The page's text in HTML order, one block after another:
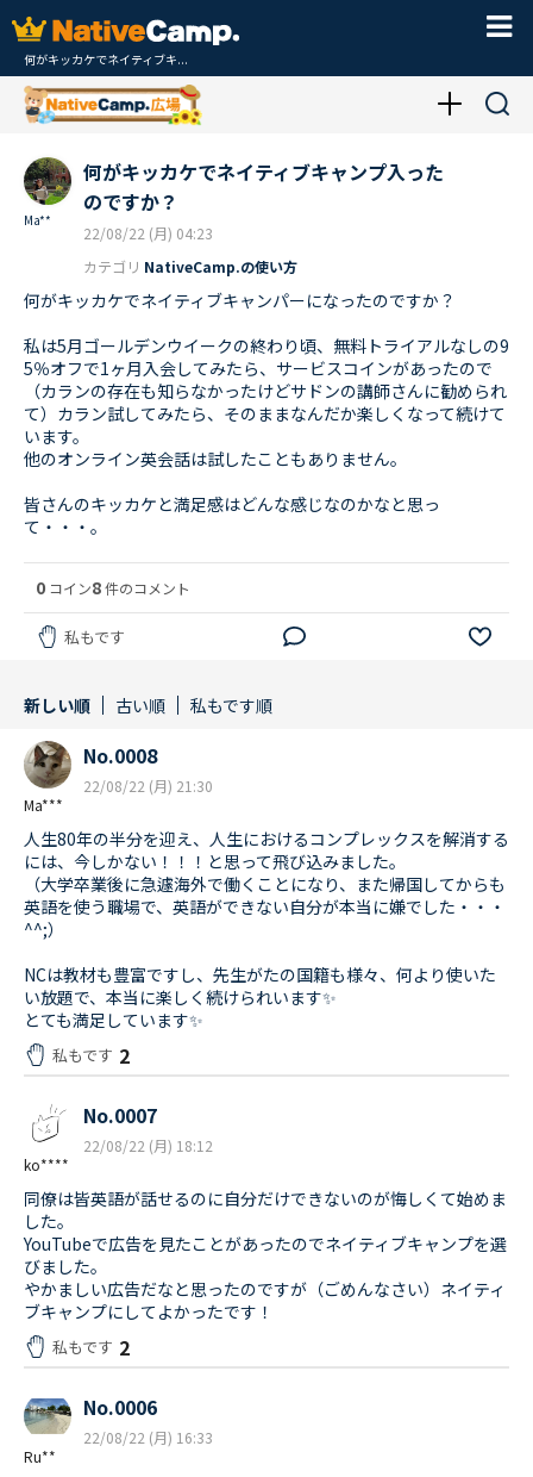
何がキッカケでネイティブキ...
Ma**
何がキッカケでネイティブキャンプ入った
のですか？
22/08/22 (月) 04:23
カテゴリ NativeCamp.の使い方
何がキッカケでネイティブキャンパーになったのですか？
私は5月ゴールデンウイークの終わり頃、無料トライアルなしの9
5％オフで1ヶ月入会してみたら、サービスコインがあったので
（カランの存在も知らなかったけどサドンの講師さんに勧められ
て）カラン試してみたら、そのままなんだか楽しくなって続けて
います。
他のオンライン英会話は試したこともありません。
皆さんのキッカケと満足感はどんな感じなのかなと思っ
て・・・。
0 コイン8件のコメント
私もです
新しい順 古い順 私もです順
Ma***
No.0008
22/08/22 (月) 21:30
人生80年の半分を迎え、人生におけるコンプレックスを解消する
には、今しかない！！！と思って飛び込みました。
（大学卒業後に急遽海外で働くことになり、また帰国してからも
英語を使う職場で、英語ができない自分が本当に嫌でした・・・
^^;）
NCは教材も豊富ですし、先生がたの国籍も様々、何より使いた
い放題で、本当に楽しく続けられいます✨
とても満足しています✨
私もです 2
ko****
No.0007
22/08/22 (月) 18:12
同僚は皆英語が話せるのに自分だけできないのが悔しくて始めま
した。
YouTubeで広告を見たことがあったのでネイティブキャンプを選
びました。
やかましい広告だなと思ったのですが（ごめんなさい）ネイティ
ブキャンプにしてよかったです！
私もです 2
Ru**
No.0006
22/08/22 (月) 16:33